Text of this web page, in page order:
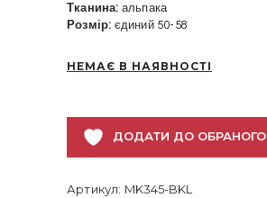
Тканина: альпака
Розмір: єдиний 50-58
НЕМАЄ В НАЯВНОСТІ
ДОДАТИ ДО ОБРАНОГО
Артикул: MK345-BKL